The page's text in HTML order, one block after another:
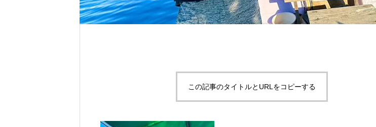
この記事のタイトルとURLをコピーする